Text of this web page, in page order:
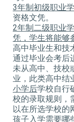
3年制初级职业
资格文凭。
2年制二级职业
凭，学生将能够
高中毕业生和技
通过毕业会考后
未从高中、技校
业，此类高中结
小学后学校自行
校的录取规则，
以在所选学校的
孩子入学需要哪